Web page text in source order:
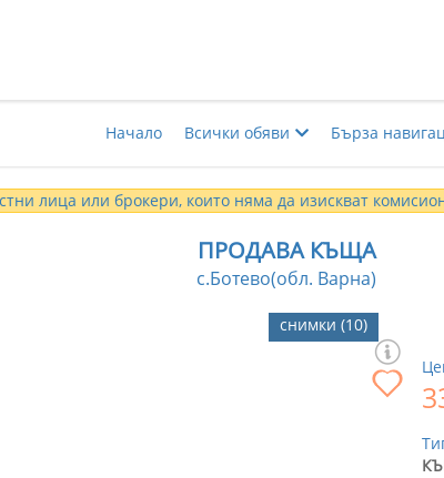
Начало Всички обяви Бърза
лица или брокери, които няма да изискват
ПРОДАВА КЪЩА
с.Ботево(обл. Варна)
снимки (10)